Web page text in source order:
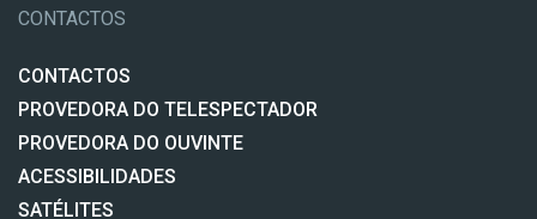
CONTACTOS
CONTACTOS
PROVEDORA DO TELESPECTADOR
PROVEDORA DO OUVINTE
ACESSIBILIDADES
SATÉLITES